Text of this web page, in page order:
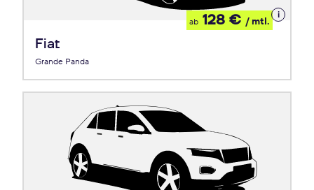
Fiat
Grande Panda
ab 128 € / mtl.
Details
zum